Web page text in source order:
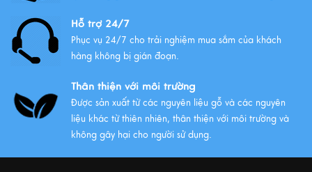
Hỗ trợ 24/7
Phục vụ 24/7 cho trải nghiệm mua sắm của khách
hàng không bị gián đoạn.
Thân thiện với môi trường
Được sản xuất từ các nguyên liệu gỗ và các nguyên
liệu khác từ thiên nhiên, thân thiện với môi trường và
không gây hại cho người sử dụng.